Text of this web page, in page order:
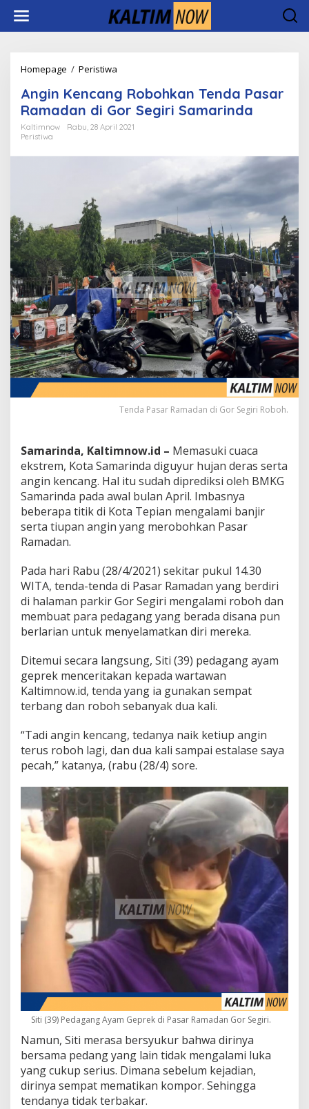
konten
Homepage / Peristiwa
Robohkan
Tenda
Pasar
Ramadan
Gor
Angin Kencang Robohkan Tenda Pasar
Ramadan di Gor Segiri Samarinda
Kaltimnow
Rabu, 28 April 2021
Peristiwa
Tenda Pasar Ramadan di Gor Segiri Roboh.
Samarinda, Kaltimnow.id – Memasuki cuaca
ekstrem, Kota Samarinda diguyur hujan deras serta
angin kencang. Hal itu sudah diprediksi oleh BMKG
Samarinda pada awal bulan April. Imbasnya
beberapa titik di Kota Tepian mengalami banjir
serta tiupan angin yang merobohkan Pasar
Ramadan.
Pada hari Rabu (28/4/2021) sekitar pukul 14.30
WITA, tenda-tenda di Pasar Ramadan yang berdiri
di halaman parkir Gor Segiri mengalami roboh dan
membuat para pedagang yang berada disana pun
berlarian untuk menyelamatkan diri mereka.
Ditemui secara langsung, Siti (39) pedagang ayam
geprek menceritakan kepada wartawan
Kaltimnow.id, tenda yang ia gunakan sempat
terbang dan roboh sebanyak dua kali.
“Tadi angin kencang, tedanya naik ketiup angin
terus roboh lagi, dan dua kali sampai estalase saya
pecah,” katanya, (rabu (28/4) sore.
Siti (39) Pedagang Ayam Geprek di Pasar Ramadan Gor Segiri.
Namun, Siti merasa bersyukur bahwa dirinya
bersama pedang yang lain tidak mengalami luka
yang cukup serius. Dimana sebelum kejadian,
dirinya sempat mematikan kompor. Sehingga
tendanya tidak terbakar.